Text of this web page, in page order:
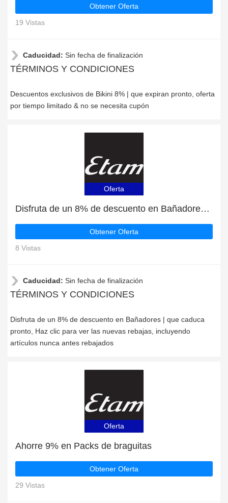
Obtener Oferta
19 Vistas
Caducidad: Sin fecha de finalización
TÉRMINOS Y CONDICIONES
Descuentos exclusivos de Bikini 8% | que expiran pronto, oferta
por tiempo limitado & no se necesita cupón
Oferta
Disfruta de un 8% de descuento en Bañadores | que caduca pronto
Obtener Oferta
8 Vistas
Caducidad: Sin fecha de finalización
TÉRMINOS Y CONDICIONES
Disfruta de un 8% de descuento en Bañadores | que caduca
pronto, Haz clic para ver las nuevas rebajas, incluyendo
artículos nunca antes rebajados
Oferta
Ahorre 9% en Packs de braguitas
Obtener Oferta
29 Vistas